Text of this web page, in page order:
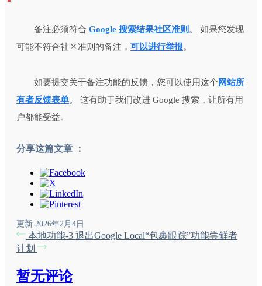
备注必须符合 Google 搜索结果社区准则 。 如果您发现
可能不符合社区准则的备注， 可以进行举报。
如要提交关于备注功能的反馈，您可以使用这个 网站所
有者反馈表单。 这有助于我们改进 Google 搜索，让所有用
户都能受益。
分享这篇文章 ：
更新 2026年2月4日
本地功能-3 退出Google Local“包裹跟踪”功能尝鲜者
计划
暂无评论